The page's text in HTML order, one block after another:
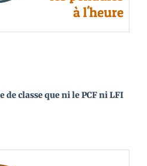
de classe que ni le PCF ni LFI